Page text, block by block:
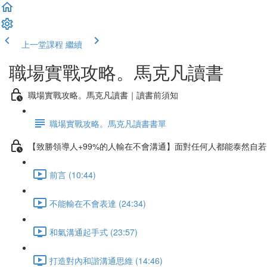
上一堂課程 繼續
職場實戰攻略。馬克凡讀書
職場實戰攻略。馬克凡讀書｜讀書前須知
職場實戰攻略。馬克凡讀書書單
【致勝領導人+99%的人輸在不會溝通】面對任何人都能泰然自
前言 (10:44)
不能輸在不會表達 (24:34)
和氣溝通起手式 (23:57)
打造對內和諧溝通思維 (14:46)